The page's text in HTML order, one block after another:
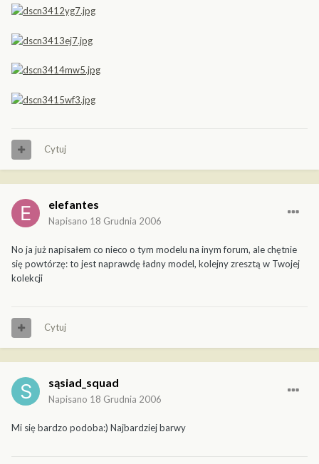
Cytuj
elefantes
Napisano 18 Grudnia 2006
No ja już napisałem co nieco o tym modelu na inym forum, ale chętnie
się powtórzę: to jest naprawdę ładny model, kolejny zresztą w Twojej
kolekcji
Cytuj
sąsiad_squad
Napisano 18 Grudnia 2006
Mi się bardzo podoba:) Najbardziej barwy